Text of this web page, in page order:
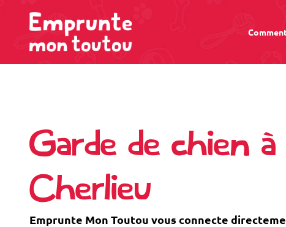
Garde de chien
Cherlieu
Emprunte Mon Toutou vous connecte